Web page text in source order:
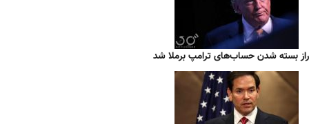
راز بسته شدن حساب‌های ترامپ برملا شد